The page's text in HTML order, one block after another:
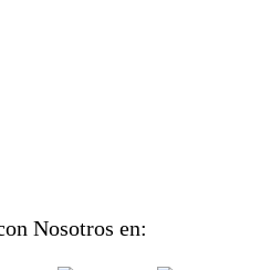
Nosotros en: